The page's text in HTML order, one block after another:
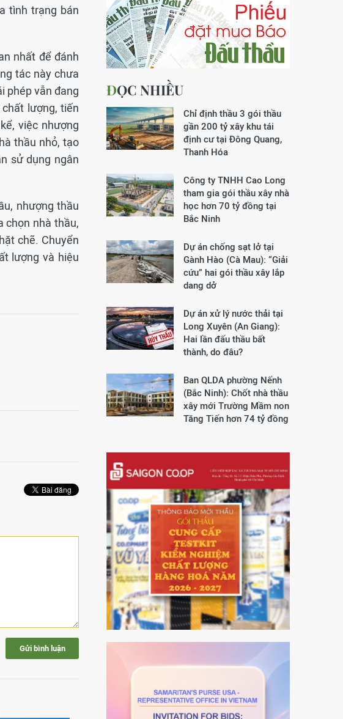
tình trạng bán
nhất để đánh
tác này chưa
phép vẫn đang
lượng, tiến
việc nhượng
thầu nhỏ, tạo
sử dụng ngân
nhượng thầu
chọn nhà thầu,
chẽ. Chuyển
lượng và hiệu
Gửi bình luận
ĐỌC NHIỀU
Chỉ định thầu 3 gói thầu
gần 200 tỷ xây khu tái
định cư tại Đông Quang,
Thanh Hóa
Công ty TNHH Cao Long
tham gia gói thầu xây nhà
học hơn 70 tỷ đồng tại
Bắc Ninh
Dự án chống sạt lở tại
Gành Hào (Cà Mau): “Giải
cứu” hai gói thầu xây lắp
dang dở
Dự án xử lý nước thải tại
Long Xuyên (An Giang):
Hai lần đấu thầu bất
thành, do đâu?
Ban QLDA phường Nếnh
(Bắc Ninh): Chốt nhà thầu
xây mới Trường Mầm non
Tăng Tiến hơn 74 tỷ đồng